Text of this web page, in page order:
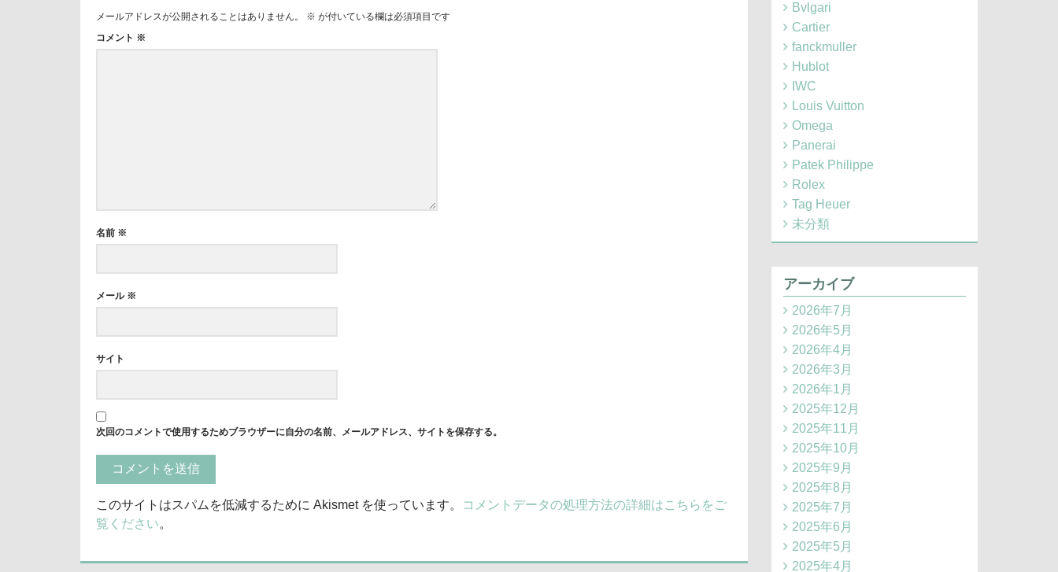
ンメールアドレスが公開されることはありません。 ※ が付いている欄は必須項目です
コメント ※
名前 ※
メール ※
サイト
次回のコメントで使用するためブラウザーに自分の名前、メールアドレス、サイトを保存する。
このサイトはスパムを低減するために Akismet を使っています。
コメントデータの処理方法の詳細はこちらをご
覧ください。
Bvlgari
Cartier
fanckmuller
Hublot
IWC
Louis Vuitton
Omega
Panerai
Patek Philippe
Rolex
Tag Heuer
未分類
アーカイブ
2026年7月
2026年5月
2026年4月
2026年3月
2026年1月
2025年12月
2025年11月
2025年10月
2025年9月
2025年8月
2025年7月
2025年6月
2025年5月
2025年4月